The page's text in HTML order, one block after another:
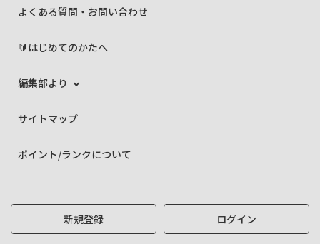
よくある質問・お問い合わせ
🔰はじめてのかたへ
編集部より
サイトマップ
ポイント/ランクについて
新規登録 ログイン